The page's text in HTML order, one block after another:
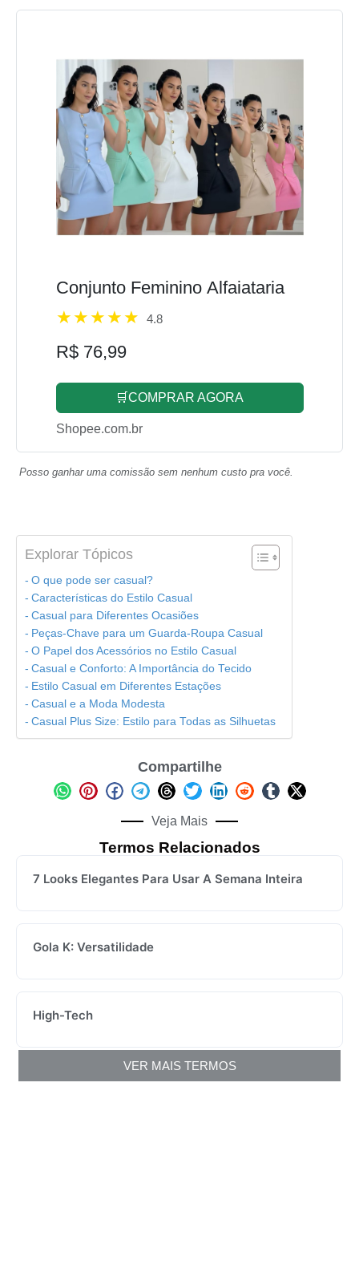
Conjunto Feminino Alfaiataria
4.8
R$ 76,99
🛒COMPRAR AGORA
Shopee.com.br
Posso ganhar uma comissão sem nenhum custo pra você.
Explorar Tópicos
O que pode ser casual?
Características do Estilo Casual
Casual para Diferentes Ocasiões
Peças-Chave para um Guarda-Roupa Casual
O Papel dos Acessórios no Estilo Casual
Casual e Conforto: A Importância do Tecido
Estilo Casual em Diferentes Estações
Casual e a Moda Modesta
Casual Plus Size: Estilo para Todas as Silhuetas
Compartilhe
Veja Mais
Termos Relacionados
7 Looks Elegantes Para Usar A Semana Inteira
Gola K: Versatilidade
High-Tech
VER MAIS TERMOS